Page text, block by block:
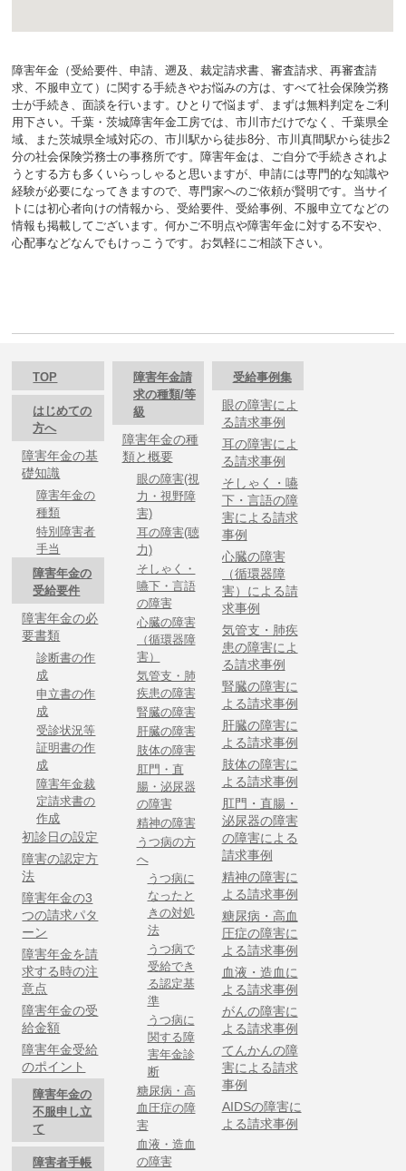
障害年金（受給要件、申請、遡及、裁定請求書、審査請求、再審査請
求、不服申立て）に関する手続きやお悩みの方は、すべて社会保険労務
士が手続き、面談を行います。ひとりで悩まず、まずは無料判定をご利
用下さい。千葉・茨城障害年金工房では、市川市だけでなく、千葉県全
域、また茨城県全域対応の、市川駅から徒歩8分、市川真間駅から徒歩2
分の社会保険労務士の事務所です。障害年金は、ご自分で手続きされよ
うとする方も多くいらっしゃると思いますが、申請には専門的な知識や
経験が必要になってきますので、専門家へのご依頼が賢明です。当サイ
トには初心者向けの情報から、受給要件、受給事例、不服申立てなどの
情報も掲載してございます。何かご不明点や障害年金に対する不安や、
心配事などなんでもけっこうです。お気軽にご相談下さい。
TOP
はじめての
方へ
障害年金の基
礎知識
障害年金の
種類
特別障害者
手当
障害年金の
受給要件
障害年金の必
要書類
診断書の作
成
申立書の作
成
受診状況等
証明書の作
成
障害年金裁
定請求書の
作成
初診日の設定
障害の認定方
法
障害年金の3
つの請求パタ
ーン
障害年金を請
求する時の注
意点
障害年金の受
給金額
障害年金受給
のポイント
障害年金の
不服申し立
て
障害者手帳
障害年金請
求の種類/等
級
障害年金の種
類と概要
眼の障害(視
力・視野障
害)
耳の障害(聴
力)
そしゃく・
嚥下・言語
の障害
心臓の障害
（循環器障
害）
気管支・肺
疾患の障害
腎臓の障害
肝臓の障害
肢体の障害
肛門・直
腸・泌尿器
の障害
精神の障害
うつ病の方
へ
うつ病に
なったと
きの対処
法
うつ病で
受給でき
る認定基
準
うつ病に
関する障
害年金診
断
糖尿病・高
血圧症の障
害
血液・造血
の障害
受給事例集
眼の障害によ
る請求事例
耳の障害によ
る請求事例
そしゃく・嚥
下・言語の障
害による請求
事例
心臓の障害
（循環器障
害）による請
求事例
気管支・肺疾
患の障害によ
る請求事例
腎臓の障害に
よる請求事例
肝臓の障害に
よる請求事例
肢体の障害に
よる請求事例
肛門・直腸・
泌尿器の障害
の障害による
請求事例
精神の障害に
よる請求事例
糖尿病・高血
圧症の障害に
よる請求事例
血液・造血に
よる請求事例
がんの障害に
よる請求事例
てんかんの障
害による請求
事例
AIDSの障害に
よる請求事例